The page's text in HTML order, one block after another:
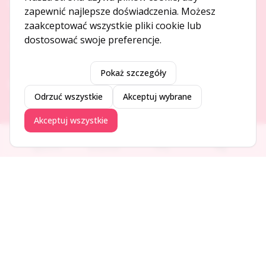
O NAS
O serwisie
Kontakt
DODAJ I PROMUJ
Dodaj ogłoszenie
Dodaj firmę
Promuj ogłoszenie
Ogłoszenia Aktualności Firmy Blog
zapewnić najlepsze doświadczenia. Możesz
zaakceptować wszystkie pliki cookie lub
dostosować swoje preferencje.
Pokaż szczegóły
Odrzuć wszystkie Akceptuj wybrane
Akceptuj wszystkie